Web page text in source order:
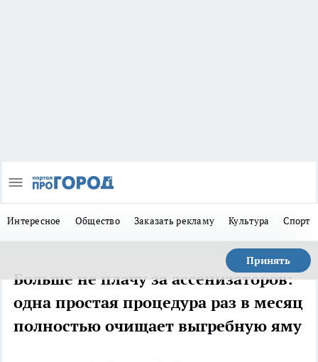
Интересное Общество Заказать рекламу Культура Спорт
Принять
Больше не плачу за ассенизаторов:
одна простая процедура раз в месяц
полностью очищает выгребную яму